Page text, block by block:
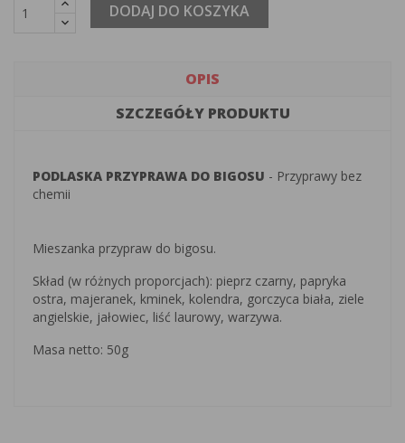
DODAJ DO KOSZYKA
OPIS
SZCZEGÓŁY PRODUKTU
PODLASKA PRZYPRAWA DO BIGOSU - Przyprawy bez
chemii
Mieszanka przypraw do bigosu.
Skład (w różnych proporcjach): pieprz czarny, papryka
ostra, majeranek, kminek, kolendra, gorczyca biała, ziele
angielskie, jałowiec, liść laurowy, warzywa.
Masa netto: 50g